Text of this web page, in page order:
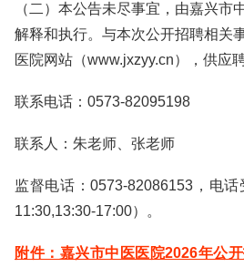
（二）本公告未尽事宜，由嘉兴市
解释和执行。与本次公开招聘相关
医院网站（www.jxzyy.cn），供应
联系电话：0573-82095198
联系人：朱老师、张老师
监督电话：0573-82086153，电
11:30,13:30-17:00）。
附件：嘉兴市中医医院2026年公